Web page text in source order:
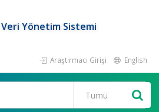
Yönetim Sistemi
Araştırmacı Girişi English